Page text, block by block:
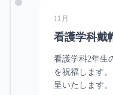
11月
看護学科戴
看護学科2年生
を祝福します
呈いたします。